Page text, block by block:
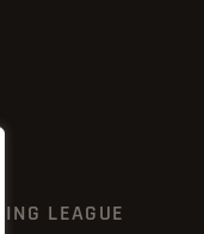
LEAGUE